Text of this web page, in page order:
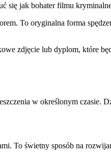
się jak bohater filmu
To oryginalna forma
zdjęcie lub dyplom, które
w określonym czasie.
To świetny sposób na